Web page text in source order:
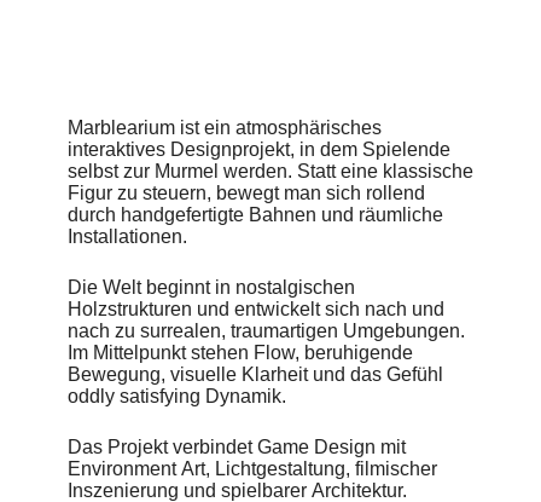
Marblearium ist ein atmosphärisches
interaktives Designprojekt, in dem Spielende
selbst zur Murmel werden. Statt eine klassische
Figur zu steuern, bewegt man sich rollend
durch handgefertigte Bahnen und räumliche
Installationen.
Die Welt beginnt in nostalgischen
Holzstrukturen und entwickelt sich nach und
nach zu surrealen, traumartigen Umgebungen.
Im Mittelpunkt stehen Flow, beruhigende
Bewegung, visuelle Klarheit und das Gefühl
oddly satisfying Dynamik.
Das Projekt verbindet Game Design mit
Environment Art, Lichtgestaltung, filmischer
Inszenierung und spielbarer Architektur.